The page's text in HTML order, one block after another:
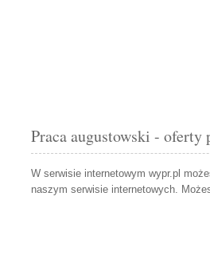
Praca augustowski - oferty
W serwisie internetowym wypr.pl
naszym serwisie internetowych.